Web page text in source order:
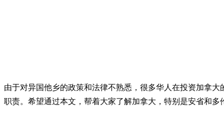
由于对异国他乡的政策和法律不熟悉，很多华人在投资加拿
职责。希望通过本文，帮着大家了解加拿大，特别是安省和